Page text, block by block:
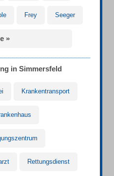
Frey Seeger
»
in Simmersfeld
Krankentransport
Rettungsdienst